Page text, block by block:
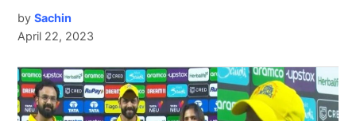
by Sachin
April 22, 2023